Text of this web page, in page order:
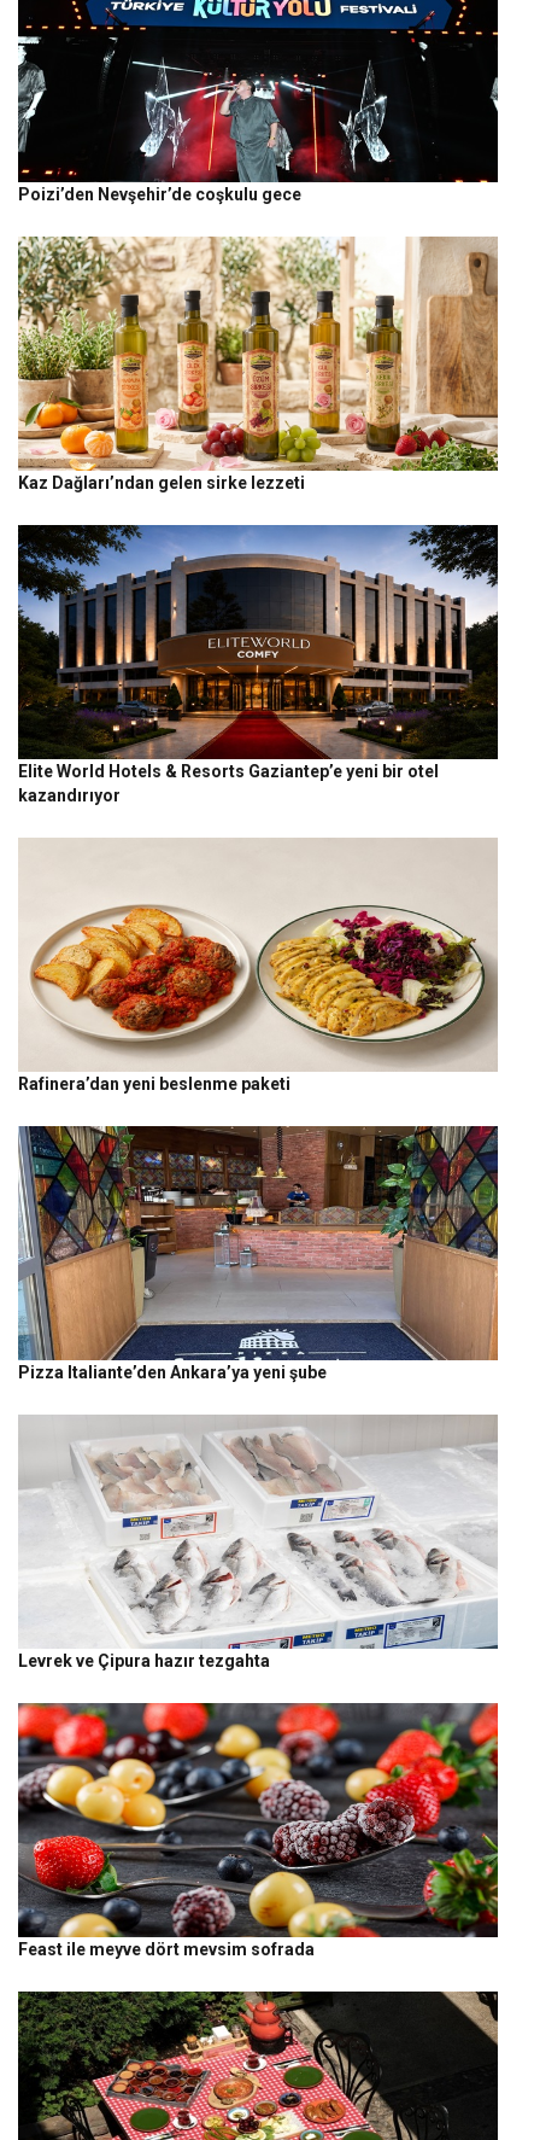
Poizi’den Nevşehir’de coşkulu gece
Kaz Dağları’ndan gelen sirke lezzeti
Elite World Hotels & Resorts Gaziantep’e yeni bir otel
kazandırıyor
Rafinera’dan yeni beslenme paketi
Pizza Italiante’den Ankara’ya yeni şube
Levrek ve Çipura hazır tezgahta
Feast ile meyve dört mevsim sofrada